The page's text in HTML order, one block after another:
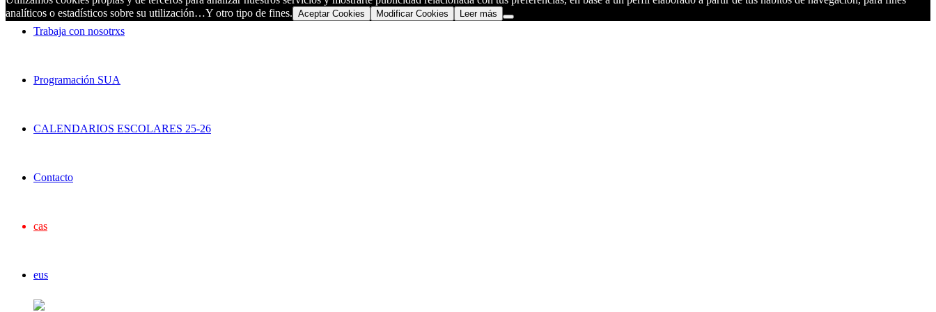
Trabaja con nosotrxs
Programación SUA
CALENDARIOS ESCOLARES 25-26
Contacto
cas
eus
analíticos o estadísticos sobre su utilización…Y otro tipo de fines. Aceptar Cookies Modificar Cookies Leer más